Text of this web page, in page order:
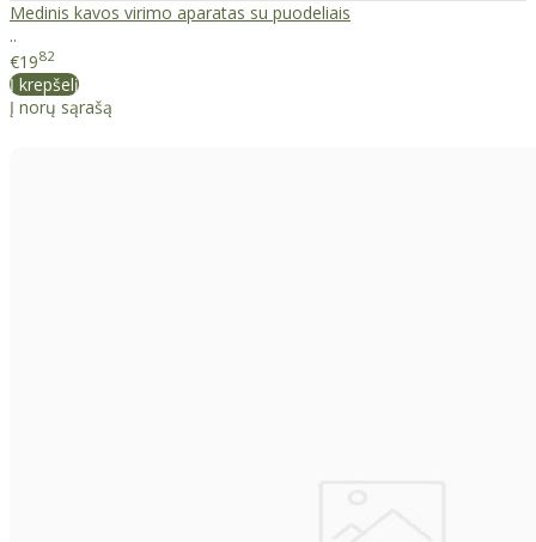
Medinis kavos virimo aparatas su puodeliais
..
€1982
Į krepšelį
Į norų sąrašą